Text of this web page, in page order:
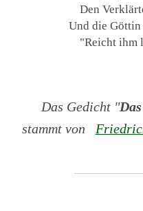
Den
Und die Göttin
"Reicht ihm
Das Gedicht "
stammt von